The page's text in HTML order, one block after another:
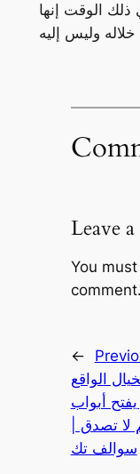
ذلك الوقت إنها
Leave
You
comment.
←
الواقع
أبواب
لا تصدق |
سوالف تك